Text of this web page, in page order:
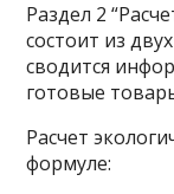
Раздел 2
состоит из
сводится
готовые
Расчет
формуле: